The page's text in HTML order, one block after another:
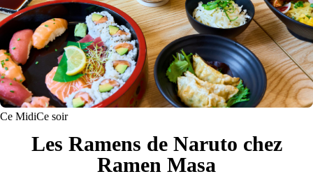
Ce MidiCe soir
Les Ramens de Naruto chez
Ramen Masa